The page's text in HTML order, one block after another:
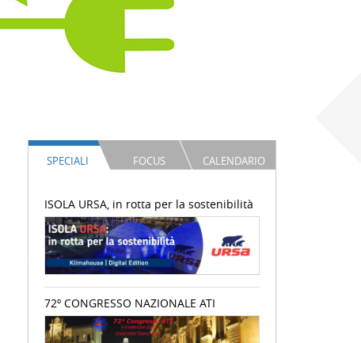
SPECIALI FOCUS CALENDARIO
ISOLA URSA, in rotta per la sostenibilità
72º CONGRESSO NAZIONALE ATI